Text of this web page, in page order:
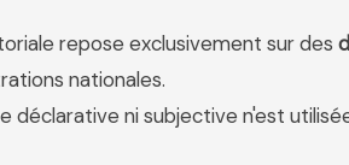
repose exclusivement sur des
nationales.
déclarative ni subjective n'est